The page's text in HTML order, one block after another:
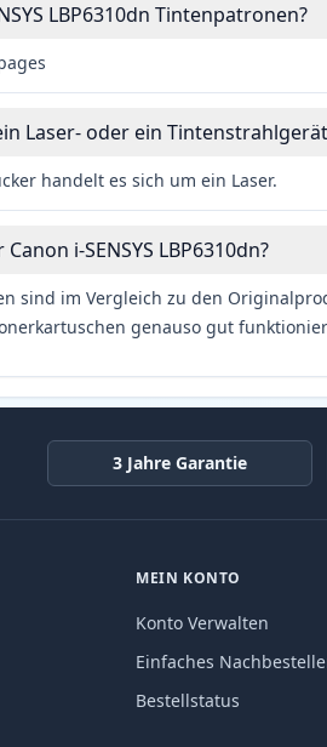
LBP6310dn Tintenpatronen?
Laser- oder ein
handelt es sich um ein Laser.
i-SENSYS LBP6310dn?
sind im Vergleich zu den
genauso gut
3 Jahre Garantie
MEIN KONTO
Konto Verwalten
Einfaches
Bestellstatus